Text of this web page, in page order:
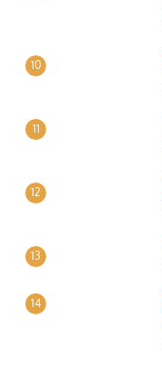
10
11
12
13
14